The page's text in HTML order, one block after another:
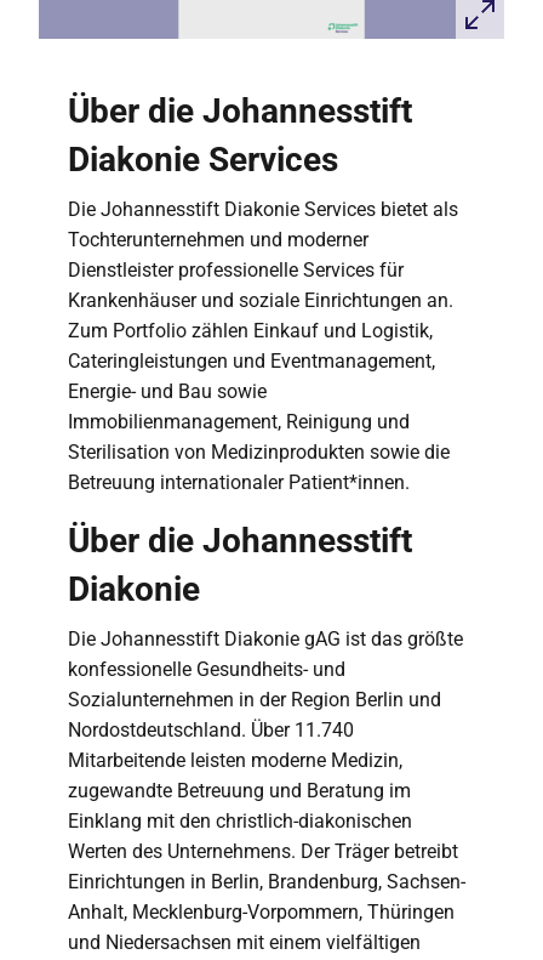
Über die Johannesstift
Diakonie Services
Die Johannesstift Diakonie Services bietet als
Tochterunternehmen und moderner
Dienstleister professionelle Services für
Krankenhäuser und soziale Einrichtungen an.
Zum Portfolio zählen Einkauf und Logistik,
Cateringleistungen und Eventmanagement,
Energie- und Bau sowie
Immobilienmanagement, Reinigung und
Sterilisation von Medizinprodukten sowie die
Betreuung internationaler Patient*innen.
Über die Johannesstift
Diakonie
Die Johannesstift Diakonie gAG ist das größte
konfessionelle Gesundheits- und
Sozialunternehmen in der Region Berlin und
Nordostdeutschland. Über 11.740
Mitarbeitende leisten moderne Medizin,
zugewandte Betreuung und Beratung im
Einklang mit den christlich-diakonischen
Werten des Unternehmens. Der Träger betreibt
Einrichtungen in Berlin, Brandenburg, Sachsen-
Anhalt, Mecklenburg-Vorpommern, Thüringen
und Niedersachsen mit einem vielfältigen